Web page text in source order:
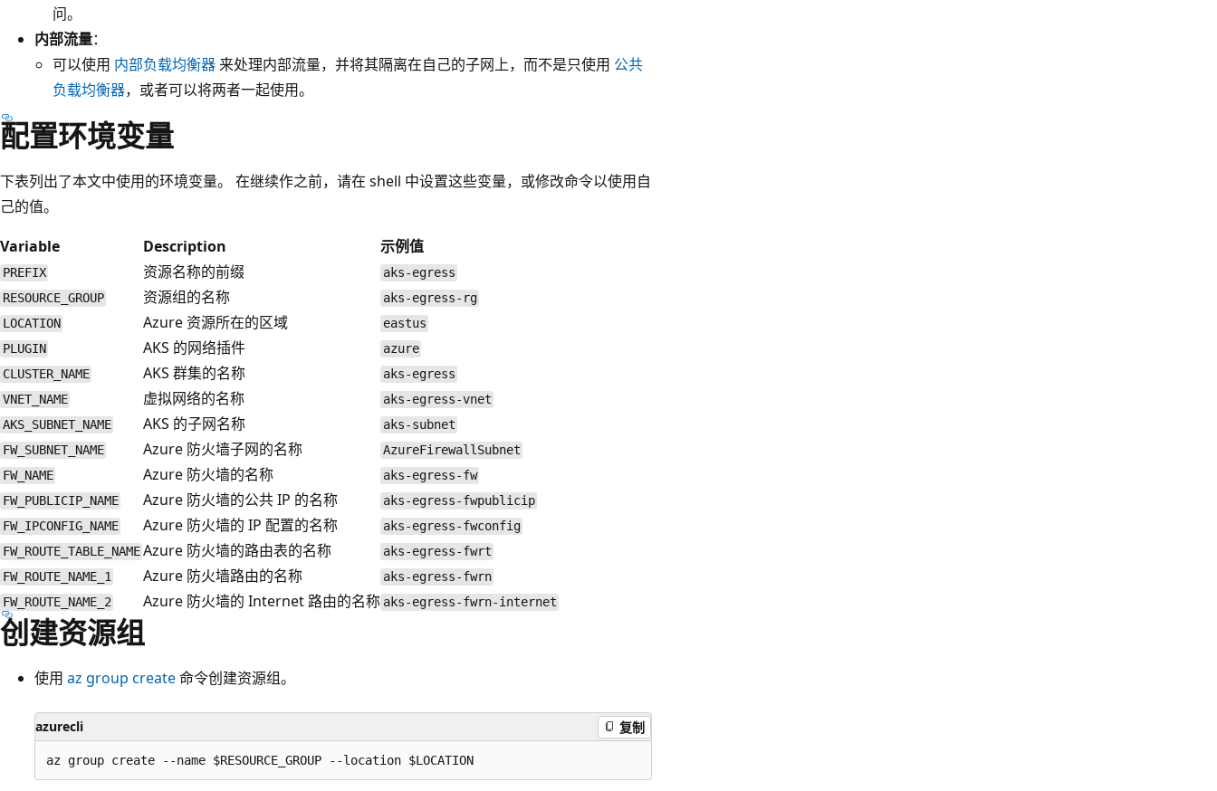
问。
内部流量：
可以使用 内部负载均衡器来处理内部流量，并将其隔离在自己的子网上，而不是只使用 公共
负载均衡器，或者可以将两者一起使用。
配置环境变量
下表列出了本文中使用的环境变量。 在继续作之前，请在 shell 中设置这些变量，或修改命令以使用自
己的值。
Variable
Description 示例值
PREFIX 资源名称的前缀
aks-egress
RESOURCE_GROUP
资源组的名称
aks-egress-rg
LOCATION
Azure 资源所在的区域
eastus
PLUGIN
AKS 的网络插件
azure
CLUSTER_NAME
AKS 群集的名称
aks-egress
VNET_NAME
虚拟网络的名称
aks-egress-vnet
AKS_SUBNET_NAME
AKS 的子网名称
aks-subnet
FW_SUBNET_NAME
Azure 防火墙子网的名称
AzureFirewallSubnet
FW_NAME
Azure 防火墙的名称
aks-egress-fw
FW_PUBLICIP_NAME
Azure 防火墙的公共 IP 的名称
aks-egress-fwpublicip
FW_IPCONFIG_NAME
Azure 防火墙的 IP 配置的名称
aks-egress-fwconfig
FW_ROUTE_TABLE_NAME Azure 防火墙的路由表的名称
aks-egress-fwrt
FW_ROUTE_NAME_1
Azure 防火墙路由的名称
aks-egress-fwrn
FW_ROUTE_NAME_2
Azure 防火墙的 Internet 路由的名称 aks-egress-fwrn-internet
创建资源组
使用 az group create命令创建资源组。
azurecli 复制